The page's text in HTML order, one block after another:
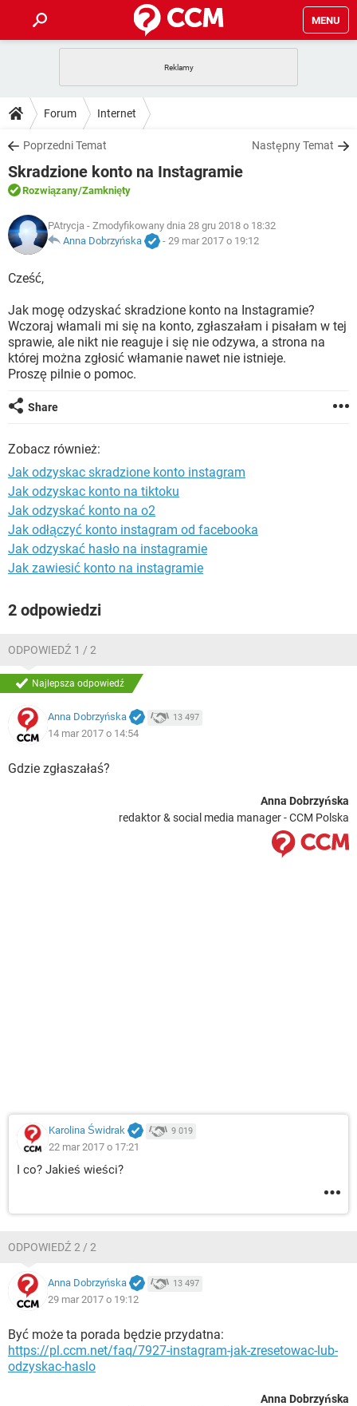
MENU
GRY
SPOTIFY
INSTAGRAM FACEBOOK
WINDOWS 10
PORADY
PlayStation
SPOTIFY
INSTAGRAM
WINDOWS 10
DO POBRANIA
ANDROID TIKTOK
GRY
IOS NETFLIX
INSTAGRAM
WINDOWS 10
FORUM
COVID-19
GRY WHATSAPP
WINDOWS 10
ARTYKUŁY
COVID-19
GRY
SPOTIFY NETFLIX
INSTAGRAM FACEBOOK
WINDOWS 10
Forum Internet
Poprzedni Temat Następny Temat
Skradzione konto na Instagramie
Rozwiązany/Zamknięty
PAtrycja - Zmodyfikowany dnia 28 gru 2018 o 18:32
Anna Dobrzyńska
- 29 mar 2017 o 19:12
Cześć,
Jak mogę odzyskać skradzione konto na Instagramie?
Wczoraj włamali mi się na konto, zgłaszałam i pisałam w tej
sprawie, ale nikt nie reaguje i się nie odzywa, a strona na
której można zgłosić włamanie nawet nie istnieje.
Proszę pilnie o pomoc.
Share
Zobacz również:
Jak odzyskac skradzione konto instagram
Jak odzyskac konto na tiktoku
Jak odzyskać konto na o2
Jak odłączyć konto instagram od facebooka
Jak odzyskać hasło na instagramie
Jak zawiesić konto na instagramie
2 odpowiedzi
ODPOWIEDŹ 1 / 2
Najlepsza odpowiedź
Anna Dobrzyńska 13 497
14 mar 2017 o 14:54
Gdzie zgłaszałaś?
Anna Dobrzyńska
redaktor & social media manager - CCM Polska
Karolina Świdrak 9 019
22 mar 2017 o 17:21
I co? Jakieś wieści?
ODPOWIEDŹ 2 / 2
Anna Dobrzyńska 13 497
29 mar 2017 o 19:12
Być może ta porada będzie przydatna:
https://pl.ccm.net/faq/7927-instagram-jak-zresetowac-lub-
odzyskac-haslo
Anna Dobrzyńska